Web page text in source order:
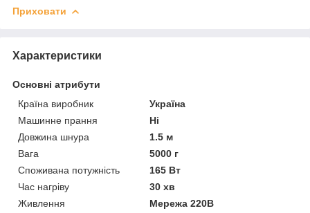
Приховати
Характеристики
Основні атрибути
Країна виробник
Україна
Машинне прання
Ні
Довжина шнура
1.5 м
Вага
5000 г
Споживана потужність
165 Вт
Час нагріву
30 хв
Живлення
Мережа 220В